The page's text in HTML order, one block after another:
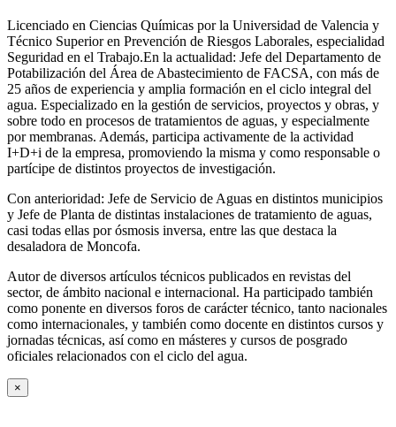
Licenciado en Ciencias Químicas por la Universidad de Valencia y
Técnico Superior en Prevención de Riesgos Laborales, especialidad
Seguridad en el Trabajo.En la actualidad: Jefe del Departamento de
Potabilización del Área de Abastecimiento de FACSA, con más de
25 años de experiencia y amplia formación en el ciclo integral del
agua. Especializado en la gestión de servicios, proyectos y obras, y
sobre todo en procesos de tratamientos de aguas, y especialmente
por membranas. Además, participa activamente de la actividad
I+D+i de la empresa, promoviendo la misma y como responsable o
partícipe de distintos proyectos de investigación.
Con anterioridad: Jefe de Servicio de Aguas en distintos municipios
y Jefe de Planta de distintas instalaciones de tratamiento de aguas,
casi todas ellas por ósmosis inversa, entre las que destaca la
desaladora de Moncofa.
Autor de diversos artículos técnicos publicados en revistas del
sector, de ámbito nacional e internacional. Ha participado también
como ponente en diversos foros de carácter técnico, tanto nacionales
como internacionales, y también como docente en distintos cursos y
jornadas técnicas, así como en másteres y cursos de posgrado
oficiales relacionados con el ciclo del agua.
×